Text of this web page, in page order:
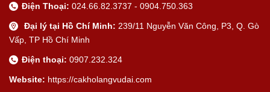
Điện Thoại: 024.66.82.3737 - 0904.750.363
Đại lý tại Hồ Chí Minh: 239/11 Nguyễn Văn Công, P3, Q. Gò
Vấp, TP Hồ Chí Minh
Điện thoại: 0907.232.324
Website: https://cakholangvudai.com